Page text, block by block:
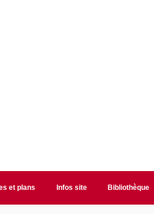
et plans Infos site Bibliothèque